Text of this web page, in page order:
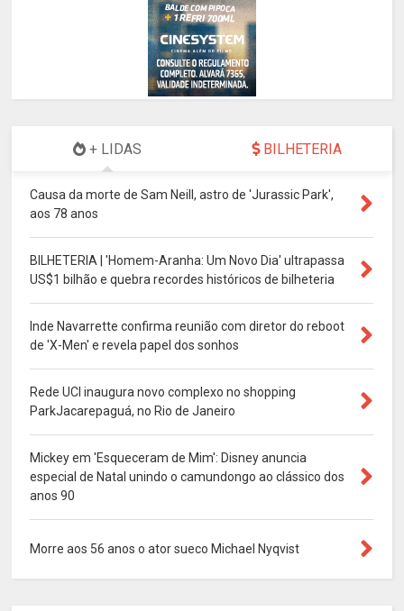
+ LIDAS BILHETERIA
Causa da morte de Sam Neill, astro de 'Jurassic Park',
aos 78 anos
BILHETERIA | 'Homem-Aranha: Um Novo Dia' ultrapassa
US$1 bilhão e quebra recordes históricos de bilheteria
Inde Navarrette confirma reunião com diretor do reboot
de 'X-Men' e revela papel dos sonhos
Rede UCI inaugura novo complexo no shopping
ParkJacarepaguá, no Rio de Janeiro
Mickey em 'Esqueceram de Mim': Disney anuncia
especial de Natal unindo o camundongo ao clássico dos
anos 90
Morre aos 56 anos o ator sueco Michael Nyqvist